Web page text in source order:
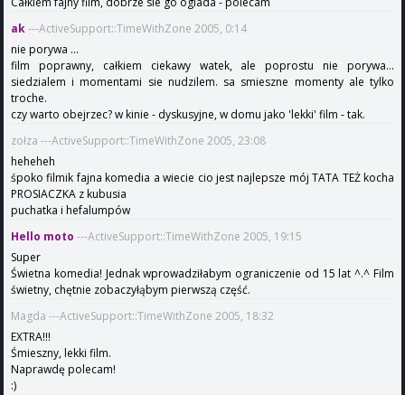
ak---ActiveSupport::TimeWithZone 2005, 0:14
nie porywa ...
film poprawny, całkiem ciekawy watek, ale poprostu nie porywa...
siedzialem i momentami sie nudzilem. sa smieszne momenty ale tylko
troche.
czy warto obejrzec? w kinie - dyskusyjne, w domu jako 'lekki' film - tak.
zołza ---ActiveSupport::TimeWithZone 2005, 23:08
heheheh
śpoko filmik fajna komedia a wiecie cio jest najlepsze mój TATA TEŻ kocha
PROSIACZKA z kubusia
puchatka i hefalumpów
Hello moto ---ActiveSupport::TimeWithZone 2005, 19:15
Super
Świetna komedia! Jednak wprowadziłabym ograniczenie od 15 lat ^.^ Film
świetny, chętnie zobaczyłąbym pierwszą część.
Magda ---ActiveSupport::TimeWithZone 2005, 18:32
EXTRA!!!
Śmieszny, lekki film.
Naprawdę polecam!
:)